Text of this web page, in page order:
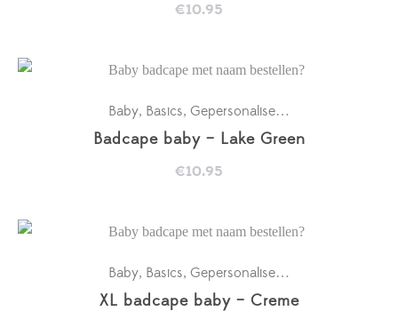
€10.95
Baby, Basics, Gepersonaliseerde badcapes
Badcape baby – Lake Green
€10.95
Baby, Basics, Gepersonaliseerde badcapes
XL badcape baby – Creme